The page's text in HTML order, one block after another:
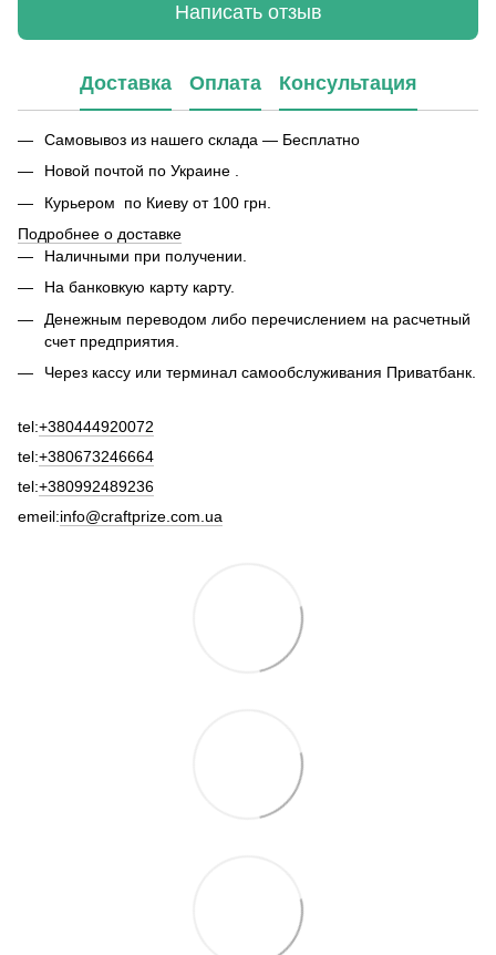
Написать отзыв
Доставка Оплата Консультация
Самовывоз из нашего склада — Бесплатно
Новой почтой по Украине .
Курьером по Киеву от 100 грн.
Подробнее о доставке
Наличными при получении.
На банковкую карту карту.
Денежным переводом либо перечислением на расчетный
счет предприятия.
Через кассу или терминал самообслуживания Приватбанк.
tel:+380444920072
tel:+380673246664
tel:+380992489236
emeil:info@craftprize.com.ua